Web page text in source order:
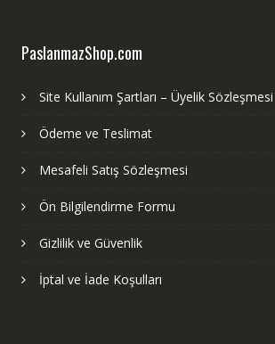
PaslanmazShop.com
Site Kullanım Şartları – Üyelik Sözleşmesi
Ödeme ve Teslimat
Mesafeli Satış Sözleşmesi
Ön Bilgilendirme Formu
Gizlilik ve Güvenlik
İptal ve İade Koşulları